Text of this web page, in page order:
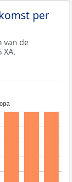
per
van de